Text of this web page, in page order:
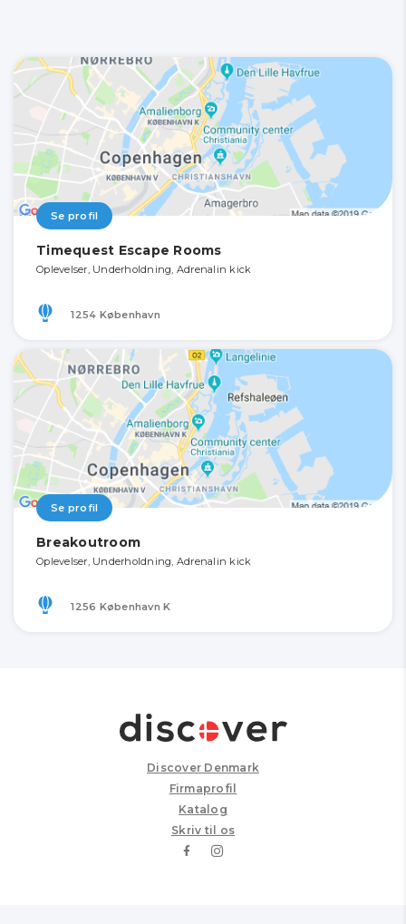
Se profil
Timequest Escape Rooms
Oplevelser, Underholdning, Adrenalin kick
1254 København
Se profil
Breakoutroom
Oplevelser, Underholdning, Adrenalin kick
1256 København K
Discover Denmark
Firmaprofil
Katalog
Skriv til os